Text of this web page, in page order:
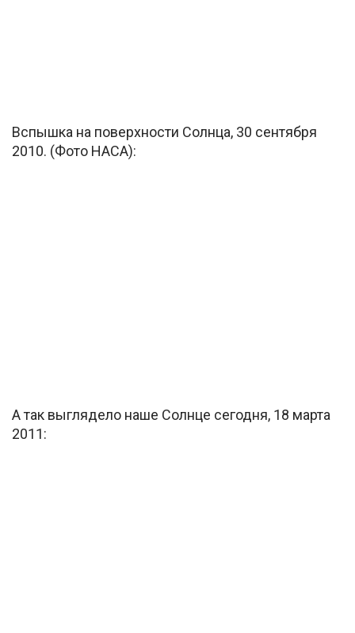
Вспышка на поверхности Солнца, 30 сентября
2010. (Фото НАСА):
А так выглядело наше Солнце сегодня, 18 марта
2011: